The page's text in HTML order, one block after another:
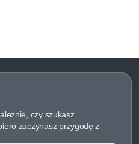
czy szukasz
zaczynasz przygodę z